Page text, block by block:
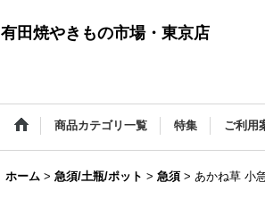
有田焼やきもの市場・東京店
商品カテゴリ一覧 特集 ご利用
ホーム > 急須/土瓶/ポット > 急須 > あかね草 小